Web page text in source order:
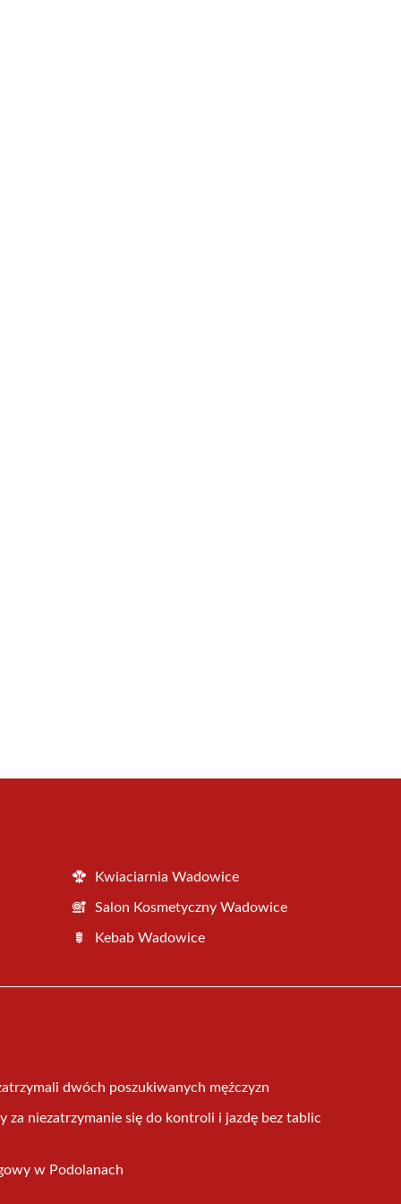
Kwiaciarnia Wadowice
Salon Kosmetyczny Wadowice
Kebab Wadowice
dwóch poszukiwanych mężczyzn
za niezatrzymanie się do kontroli i jazdę bez tablic
w Podolanach